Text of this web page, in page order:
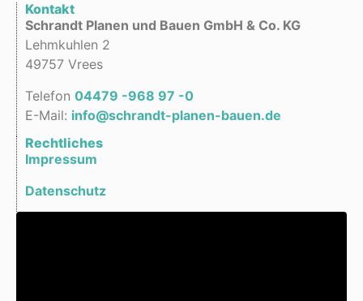
Kontakt
Schrandt Planen und Bauen GmbH & Co. KG
Lehmkuhlen 2
49757 Vrees
Telefon 04479 -968 97 -0
E-Mail: info@schrandt-planen-bauen.de
Rechtliches
Impressum
Datenschutz